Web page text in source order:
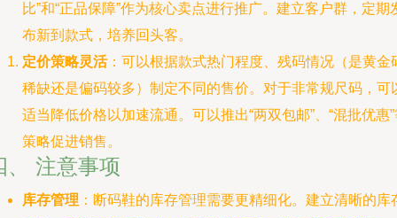
比”和“正品保障”作为核心卖点进行推广。建立客户群，定期
布新到款式，培养回头客。
定价策略灵活：可以根据款式热门程度、残码情况（是黄金
稀缺还是偏码较多）制定不同的售价。对于非常规尺码，可
适当降低价格以加速流通。可以推出“两双包邮”、“混批优惠
策略促进销售。
、 注意事项
库存管理 ：断码鞋的库存管理需要更精细化。建立清晰的库